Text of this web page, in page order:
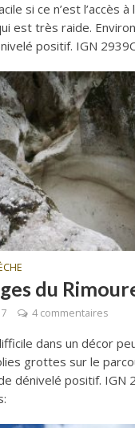
si ce n’est l’accès
est très raide.
positif. IGN
du
4 commentaires
dans un décor
grottes sur le
dénivelé positif. IGN